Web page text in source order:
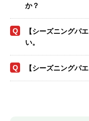
か？
Q
【シーズニングパ
い。
Q 【シーズニングパ